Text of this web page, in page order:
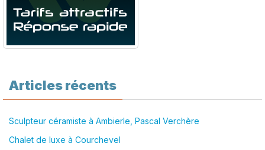
Articles récents
Sculpteur céramiste à Ambierle, Pascal Verchère
Chalet de luxe à Courchevel